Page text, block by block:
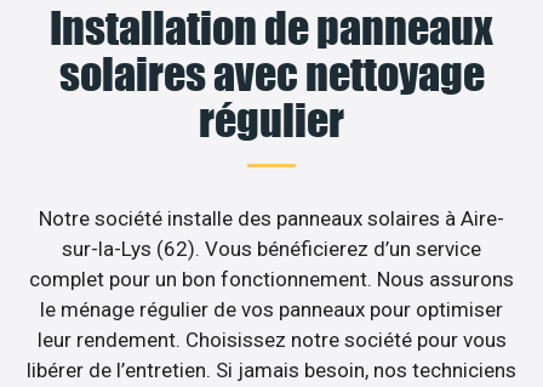
Installation de panneaux
solaires avec nettoyage
régulier
Notre société installe des panneaux solaires à Aire-
sur-la-Lys (62). Vous bénéficierez d’un service
complet pour un bon fonctionnement. Nous assurons
le ménage régulier de vos panneaux pour optimiser
leur rendement. Choisissez notre société pour vous
libérer de l’entretien. Si jamais besoin, nos techniciens